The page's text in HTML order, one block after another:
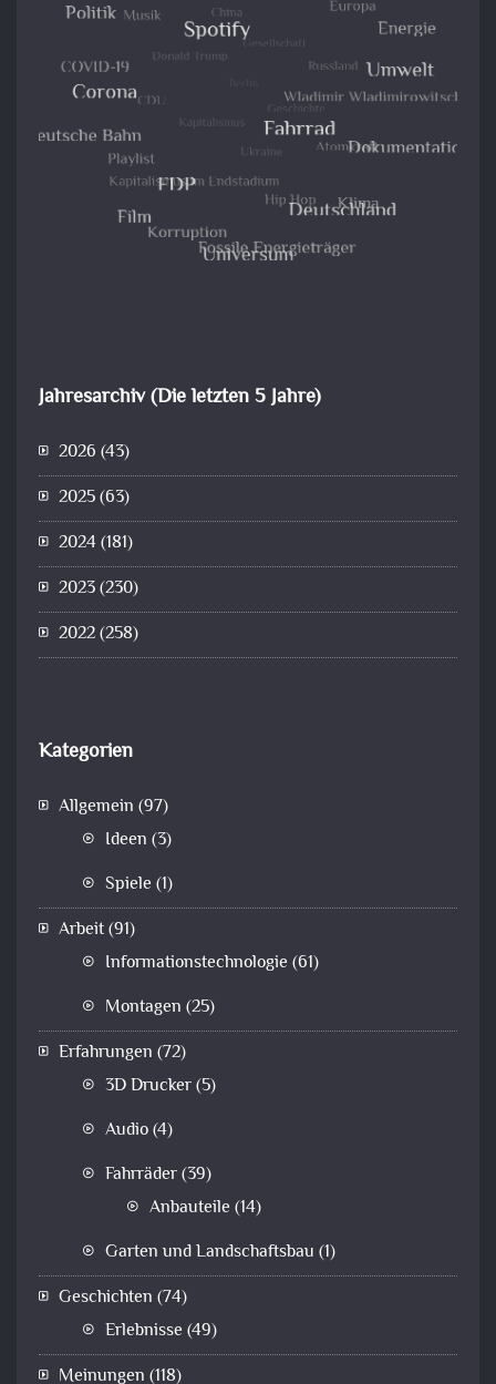
Jahresarchiv (Die letzten 5 Jahre)
2026 (43)
2025(63)
2024(181)
2023(230)
2022(258)
Kategorien
Allgemein (97)
Ideen (3)
Spiele (1)
Arbeit(91)
Informationstechnologie (61)
Montagen (25)
Erfahrungen (72)
3D Drucker(5)
Audio(4)
Fahrräder(39)
Anbauteile (14)
Garten und Landschaftsbau (1)
Geschichten (74)
Erlebnisse (49)
Meinungen (118)